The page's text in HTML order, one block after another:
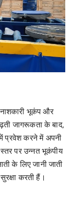
भूकंप और
जागरूकता के बाद,
में प्रवेश करने में अपनी
पर उन्नत भूकंपीय
के लिए जानी जाती
करती हैं।